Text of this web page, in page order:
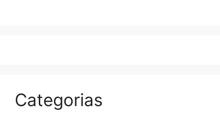
Categorias